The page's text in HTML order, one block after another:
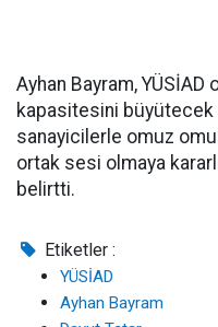
Ayhan Bayram,
kapasitesini
sanayicilerle omuz
ortak sesi olmaya
belirtti.
Etiketler :
YÜSİAD
Ayhan Bayram